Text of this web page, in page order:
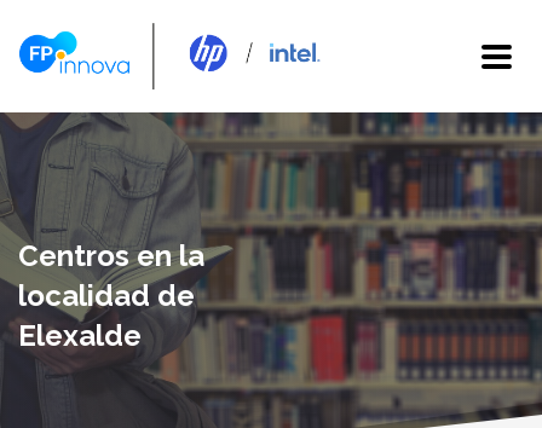
Centros en la
localidad de
Elexalde